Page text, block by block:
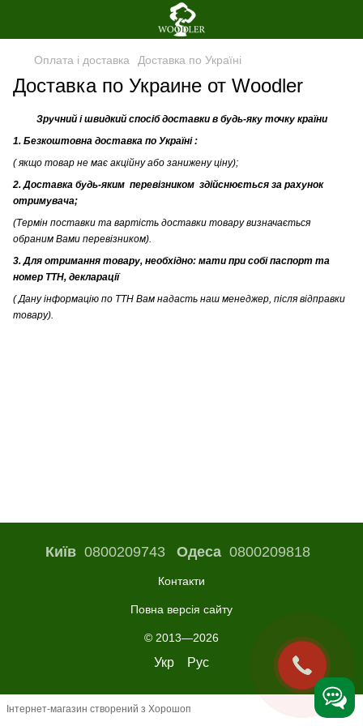
Оплата і доставка Доставка по Україні
Доставка по Украине от Woodler
Зручний і швидкий спосібдоставкив будь-яку точку країни
1. Безкоштовна доставка по Україні :
(якщо товар не має акційну або заниженуціну);
2. Доставка будь-яким перевізником здійснюється за рахунок
отримувача;
(Термін поставки та вартість доставки товару визначається
обраним Вами перевізником).
3. Для отримання товару, необхідно: мати при собі паспорт та
номер ТТН, декларації
( Дану інформацію по ТТН Вам надасть наш менеджер, після відправки
товару).
Київ0800209743 Одеса0800209818
Контакти
Повна версія сайту
© 2013—2026
Укр Рус
Інтернет-магазин створений з Хорошоп